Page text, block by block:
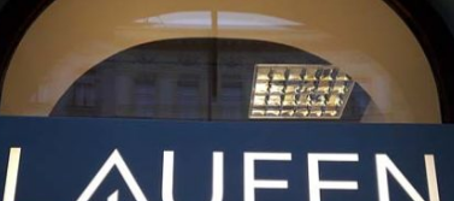
Světelná loga